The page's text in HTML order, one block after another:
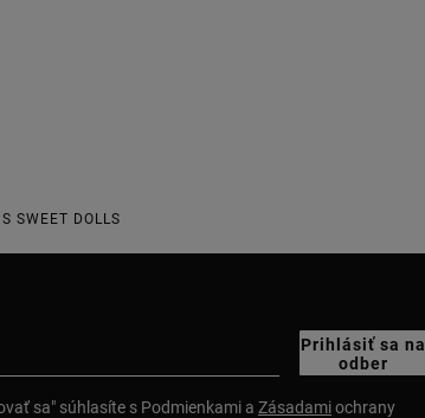
SWEET DOLLS
Prihlásiť sa na
odber
sa" súhlasíte s Podmienkami a Zásadamiochrany